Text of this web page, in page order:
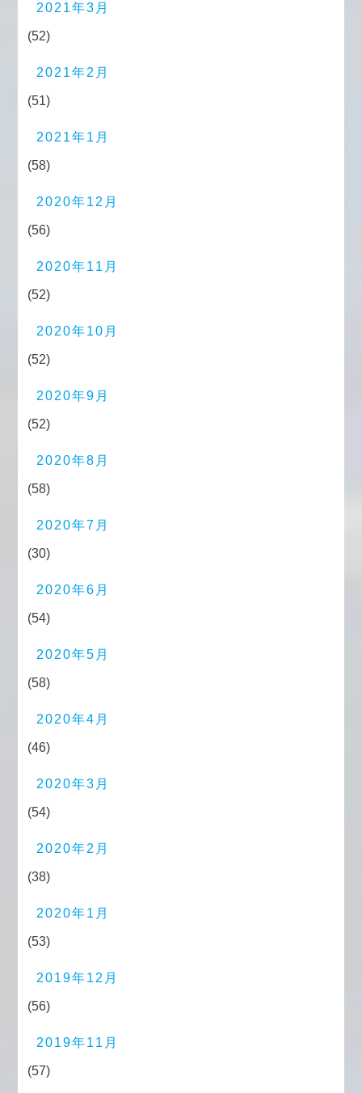
2021年3月
(52)
2021年2月
(51)
2021年1月
(58)
2020年12月
(56)
2020年11月
(52)
2020年10月
(52)
2020年9月
(52)
2020年8月
(58)
2020年7月
(30)
2020年6月
(54)
2020年5月
(58)
2020年4月
(46)
2020年3月
(54)
2020年2月
(38)
2020年1月
(53)
2019年12月
(56)
2019年11月
(57)